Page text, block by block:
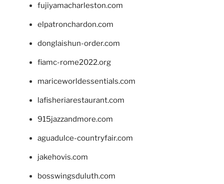
fujiyamacharleston.com
elpatronchardon.com
donglaishun-order.com
fiamc-rome2022.org
mariceworldessentials.com
lafisheriarestaurant.com
915jazzandmore.com
aguadulce-countryfair.com
jakehovis.com
bosswingsduluth.com